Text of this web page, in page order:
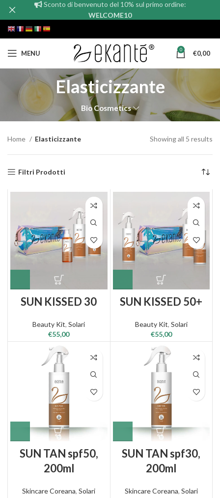
MENU 0 €0,00
Elasticizzante
Bio Cosmetics
Home Elasticizzante Showing all 5 results
Filtri Prodotti
SUN KISSED 30
Beauty Kit,Solari
€55,00
SUN KISSED 50+
Beauty Kit, Solari
€55,00
SUN TAN spf50,
200ml
Skincare Coreana,Solari
SUN TAN spf30,
200ml
Skincare Coreana, Solari
Sconto di benvenuto del 10% sul primo ordine:
WELCOME10